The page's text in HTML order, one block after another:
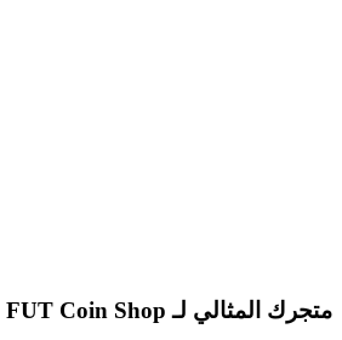
متجرك المثالي لـ FUT Coin Shop